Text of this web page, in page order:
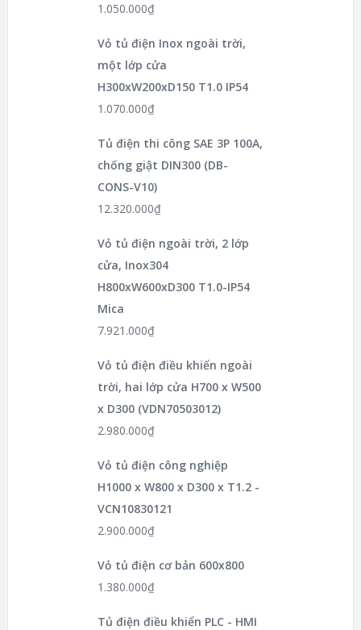
1.050.000₫
Vỏ tủ điện Inox ngoài trời,
một lớp cửa
H300xW200xD150 T1.0 IP54
1.070.000₫
Tủ điện thi công SAE 3P 100A,
chống giật DIN300 (DB-
CONS-V10)
12.320.000₫
Vỏ tủ điện ngoài trời, 2 lớp
cửa, Inox304
H800xW600xD300 T1.0-IP54
Mica
7.921.000₫
Vỏ tủ điện điều khiển ngoài
trời, hai lớp cửa H700 x W500
x D300 (VDN70503012)
2.980.000₫
Vỏ tủ điện công nghiệp
H1000 x W800 x D300 x T1.2 -
VCN10830121
2.900.000₫
Vỏ tủ điện cơ bản 600x800
1.380.000₫
Tủ điện điều khiển PLC - HMI